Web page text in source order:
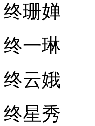
终珊婵
终一琳
终云娥
终星秀